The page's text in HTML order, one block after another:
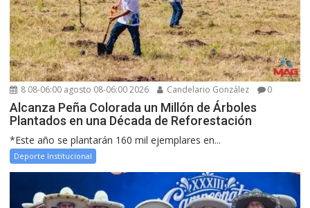
8 08-06:00 agosto 08-06:00 2026 Candelario González 0
Alcanza Peña Colorada un Millón de Árboles
Plantados en una Década de Reforestación
*Este año se plantarán 160 mil ejemplares en...
Deporte Institucional